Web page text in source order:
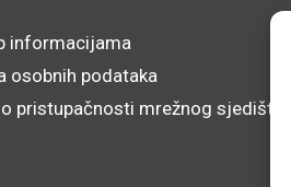
informacijama
osobnih podataka
pristupačnosti mrežnog sjedišta